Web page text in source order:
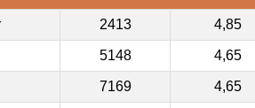
2413 4,85
5148 4,65
7169 4,65